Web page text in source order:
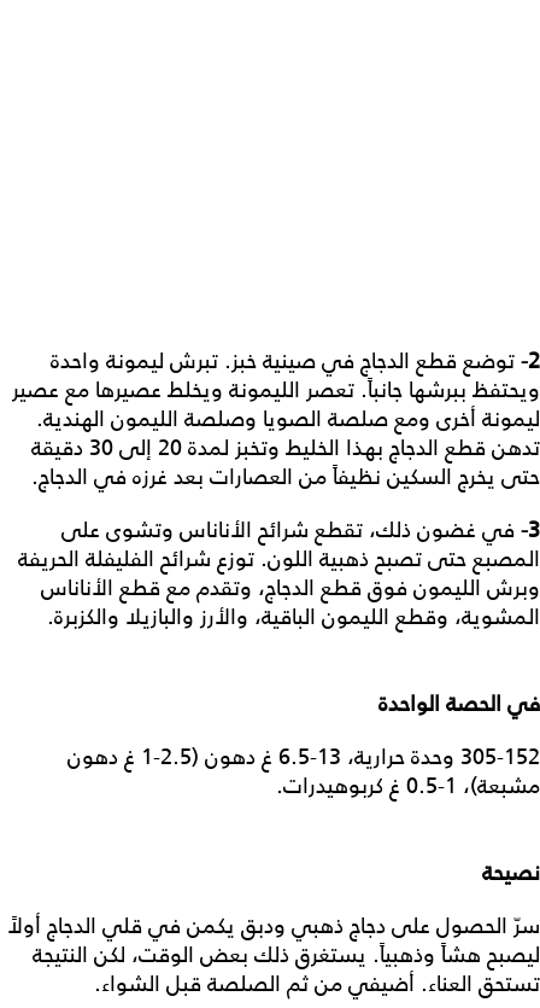
2- توضع قطع الدجاج في صينية خبز. تبرش ليمونة واحدة
ويحتفظ ببرشها جانباً. تعصر الليمونة ويخلط عصيرها مع عصير
ليمونة أخرى ومع صلصة الصويا وصلصة الليمون الهندية.
تدهن قطع الدجاج بهذا الخليط وتخبز لمدة 20 إلى 30 دقيقة
حتى يخرج السكين نظيفاً من العصارات بعد غرزه في الدجاج.
3- في غضون ذلك، تقطع شرائح الأناناس وتشوى على
المصبع حتى تصبح ذهبية اللون. توزع شرائح الفليفلة الحريفة
وبرش الليمون فوق قطع الدجاج، وتقدم مع قطع الأناناس
المشوية، وقطع الليمون الباقية، والأرز والبازيلا والكزبرة.
في الحصة الواحدة
305-152 وحدة حرارية، 13-6.5 غ دهون (2.5-1 غ دهون
مشبعة)، 1-0.5 غ كربوهيدرات.
نصيحة
سرّ الحصول على دجاج ذهبي ودبق يكمن في قلي الدجاج أولاً
ليصبح هشاً وذهبياً. يستغرق ذلك بعض الوقت، لكن النتيجة
تستحق العناء. أضيفي من ثم الصلصة قبل الشواء.